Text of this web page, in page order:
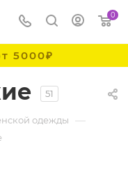
0
5000₽
51
одежды —